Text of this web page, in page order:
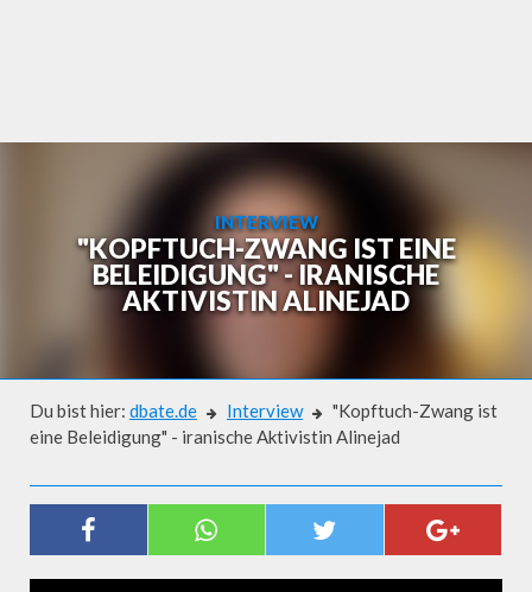
INTERVIEW
"KOPFTUCH-ZWANG IST EINE
BELEIDIGUNG" - IRANISCHE
AKTIVISTIN ALINEJAD
Du bist hier: dbate.de Interview
"Kopftuch-Zwang ist
eine Beleidigung" - iranische Aktivistin Alinejad
"KOPFTUCH-ZWANG IST EINE
BELEIDIGUNG" - IRANISCHE
AKTIVISTIN ALINEJAD